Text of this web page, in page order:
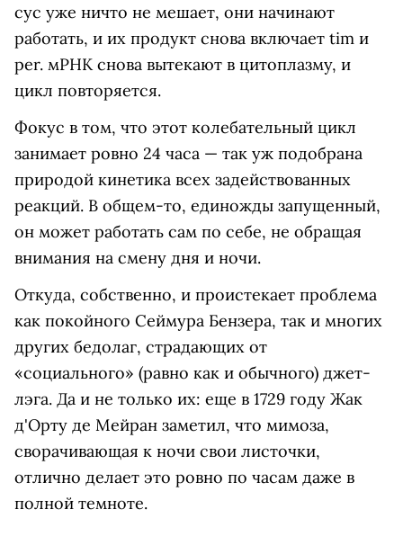
cyc уже ничто не мешает, они начинают
работать, и их продукт снова включает tim и
per. мРНК снова вытекают в цитоплазму, и
цикл повторяется.
Фокус в том, что этот колебательный цикл
занимает ровно 24 часа — так уж подобрана
природой кинетика всех задействованных
реакций. В общем-то, единожды запущенный,
он может работать сам по себе, не обращая
внимания на смену дня и ночи.
Откуда, собственно, и проистекает проблема
как покойного Сеймура Бензера, так и многих
других бедолаг, страдающих от
«социального» (равно как и обычного) джет-
лэга. Да и не только их: еще в 1729 году Жак
д'Орту де Мейран заметил, что мимоза,
сворачивающая к ночи свои листочки,
отлично делает это ровно по часам даже в
полной темноте.